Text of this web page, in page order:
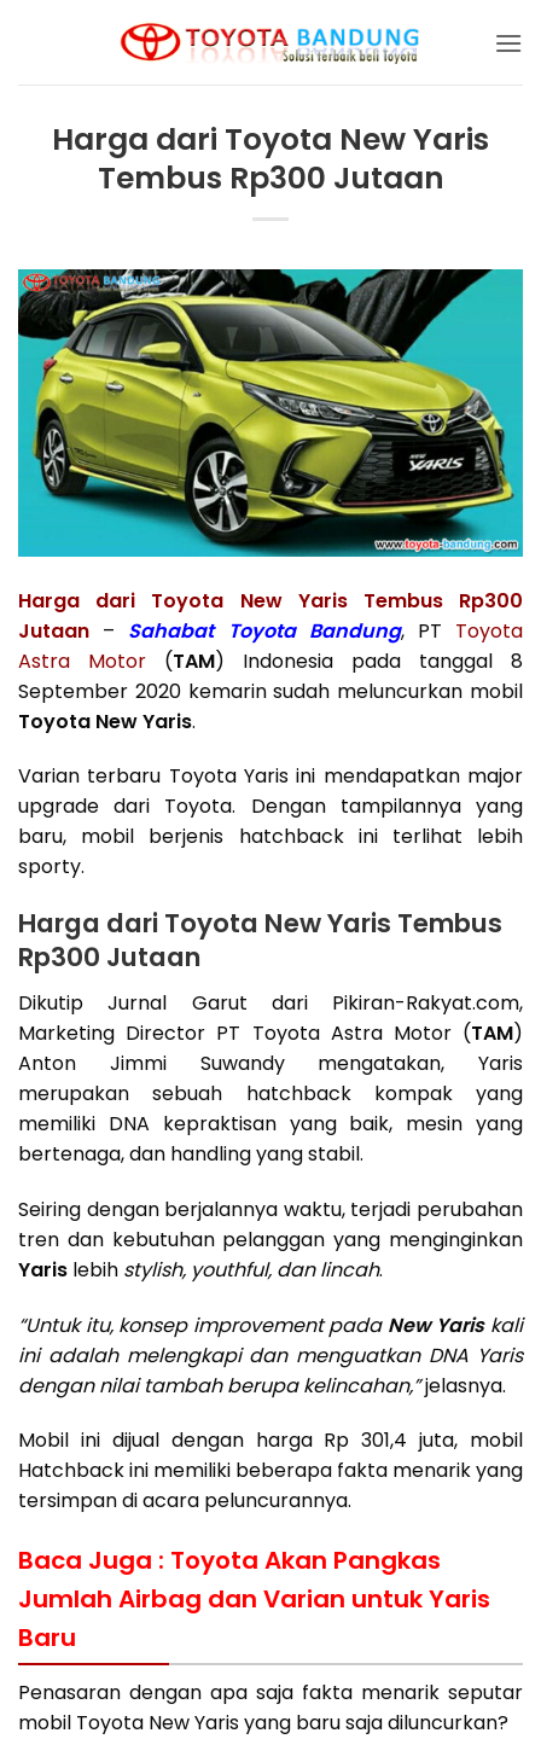
Harga dari Toyota New Yaris
Tembus Rp300 Jutaan
Harga dari Toyota New Yaris Tembus Rp300
Jutaan – Sahabat Toyota Bandung, PT Toyota
Astra Motor (TAM) Indonesia pada tanggal 8
September 2020 kemarin sudah meluncurkan mobil
Toyota New Yaris.
Varian terbaru Toyota Yaris ini mendapatkan major
upgrade dari Toyota. Dengan tampilannya yang
baru, mobil berjenis hatchback ini terlihat lebih
sporty.
Harga dari Toyota New Yaris Tembus
Rp300 Jutaan
Dikutip Jurnal Garut dari Pikiran-Rakyat.com,
Marketing Director PT Toyota Astra Motor (TAM)
Anton Jimmi Suwandy mengatakan, Yaris
merupakan sebuah hatchback kompak yang
memiliki DNA kepraktisan yang baik, mesin yang
bertenaga, dan handling yang stabil.
Seiring dengan berjalannya waktu, terjadi perubahan
tren dan kebutuhan pelanggan yang menginginkan
Yaris lebih stylish, youthful, dan lincah.
“Untuk itu, konsep improvement pada New Yariskali
ini adalah melengkapi dan menguatkan DNA Yaris
dengan nilai tambah berupa kelincahan,”jelasnya.
Mobil ini dijual dengan harga Rp 301,4 juta, mobil
Hatchback ini memiliki beberapa fakta menarik yang
tersimpan di acara peluncurannya.
Baca Juga : Toyota Akan Pangkas
Jumlah Airbag dan Varian untuk Yaris
Baru
Penasaran dengan apa saja fakta menarik seputar
mobil Toyota New Yaris yang baru saja diluncurkan?